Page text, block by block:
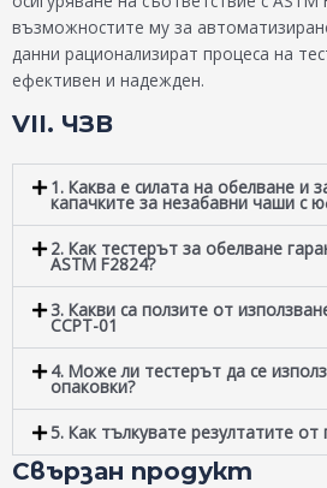
възможностите му за
данни рационализират процеса на
ефективен и надежден.
VII. ЧЗВ
1. Каква е силата на обелване и
капачките за незабавни чаши с
2. Как тестерът за обелване
ASTM F2824?
3. Какви са ползите от
CCPT-01
4. Може ли тестерът да се
опаковки?
5. Как тълкувате резултатите от
Свързан продукт